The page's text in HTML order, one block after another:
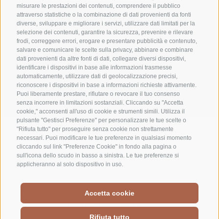
misurare le prestazioni dei contenuti, comprendere il pubblico
attraverso statistiche o la combinazione di dati provenienti da fonti
diverse, sviluppare e migliorare i servizi, utilizzare dati limitati per la
selezione dei contenuti, garantire la sicurezza, prevenire e rilevare
frodi, correggere errori, erogare e presentare pubblicità e contenuto,
salvare e comunicare le scelte sulla privacy, abbinare e combinare
dati provenienti da altre fonti di dati, collegare diversi dispositivi,
identificare i dispositivi in base alle informazioni trasmesse
automaticamente, utilizzare dati di geolocalizzazione precisi,
riconoscere i dispositivi in base a informazioni richieste attivamente.
Puoi liberamente prestare, rifiutare o revocare il tuo consenso
senza incorrere in limitazioni sostanziali. Cliccando su "Accetta
cookie," acconsenti all'uso di cookie e strumenti simili. Utilizza il
pulsante "Gestisci Preferenze" per personalizzare le tue scelte o
"Rifiuta tutto" per proseguire senza cookie non strettamente
necessari. Puoi modificare le tue preferenze in qualsiasi momento
cliccando sul link "Preferenze Cookie" in fondo alla pagina o
sull'icona dello scudo in basso a sinistra. Le tue preferenze si
applicheranno al solo dispositivo in uso.
Accetta cookie
Rifiuta tutto
T +39 0473 623302
DE. EN.
Meteo Appartamenti Best Price
VISUALIZZA PARTNER
Credits
Privacy
Cookie Policy
Preferenze Cookies